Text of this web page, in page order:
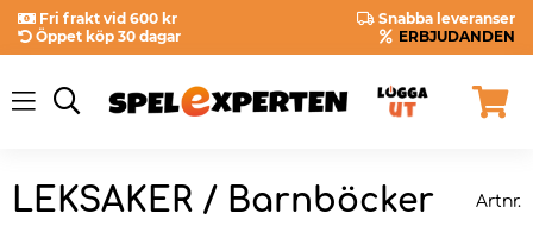
Fri frakt vid 600 kr
Snabba leveranser
Öppet köp 30 dagar
ERBJUDANDEN
LEKSAKER / Barnböcker Artnr.